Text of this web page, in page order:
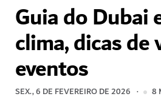
Guia do Dubai
clima, dicas de
eventos
SEX., 6 DE FEVEREIRO DE 2026 8